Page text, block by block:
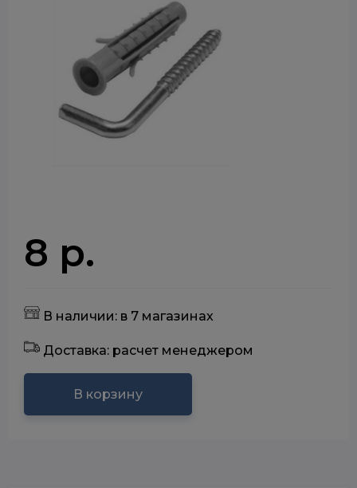
8 р.
В наличии: в 7 магазинах
Доставка: расчет менеджером
В корзину